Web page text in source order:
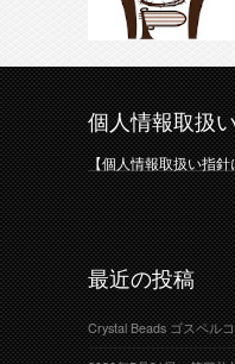
個人情報取扱
【個人情報取扱い指針
最近の投稿
Crystal Beads ゴスペル